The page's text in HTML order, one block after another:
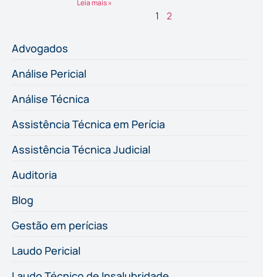
Leia mais »
1 2
Advogados
Análise Pericial
Análise Técnica
Assistência Técnica em Perícia
Assistência Técnica Judicial
Auditoria
Blog
Gestão em perícias
Laudo Pericial